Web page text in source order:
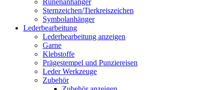
Sternzeichen/Tierkreiszeichen
Symbolanhänger
Lederbearbeitung
Lederbearbeitung anzeigen
Garne
Klebstoffe
Prägestempel und Punziereisen
Leder Werkzeuge
Zubehör